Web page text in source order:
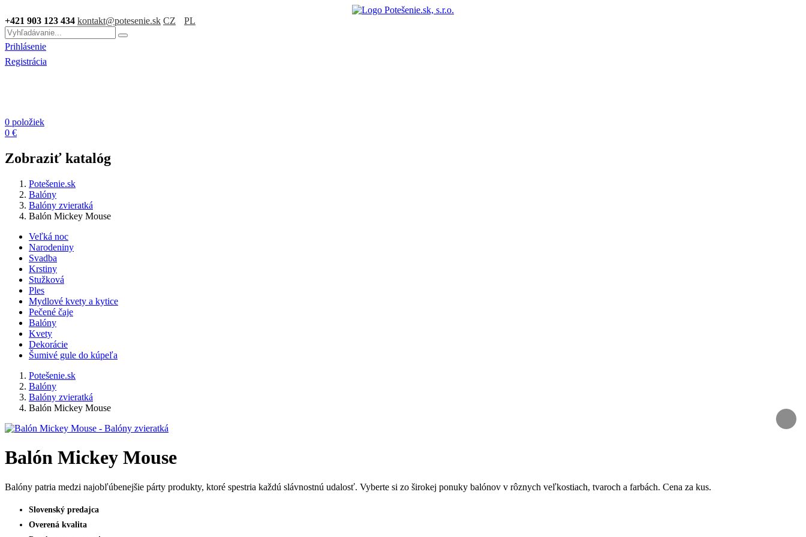
+421 903 123 434 kontakt@potesenie.sk CZ PL
Prihlásenie
Registrácia
0 položiek
0 €
Zobraziť katalóg
Potešenie.sk
Balóny
Balóny zvieratká
Balón Mickey Mouse
Veľká noc
Narodeniny
Svadba
Krstiny
Stužková
Ples
Mydlové kvety a kytice
Pečené čaje
Balóny
Kvety
Dekorácie
Šumivé gule do kúpeľa
Potešenie.sk
Balóny
Balóny zvieratká
Balón Mickey Mouse
Balón Mickey Mouse
Balóny patria medzi najobľúbenejšie párty produkty, ktoré spestria každú slávnostnú udalosť. Vyberte si zo širokej ponuky balónov v rôznych veľkostiach, tvaroch a farbách. Cena za kus.
Slovenský predajca
Overená kvalita